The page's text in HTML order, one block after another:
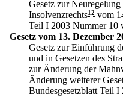
Gesetz zur
Insolvenzrechts12 vom
Teil I 2003 Nummer 10
Gesetz vom 13. Dezember
Gesetz zur Einführung
und in Gesetzen des
zur Änderung der
Änderung weiterer
Bundesgesetzblatt Teil